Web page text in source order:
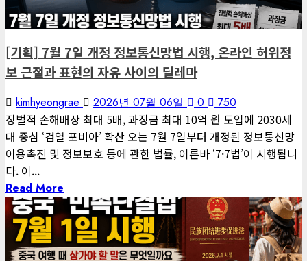
글로벌 트렌드
[기획] 7월 7일 개정 정보통신망법 시행, 온라인 허위정
보 근절과 표현의 자유 사이의 딜레마
kimhyeongrae 2026년 07월 06일 0 750
징벌적 손해배상 최대 5배, 과징금 최대 10억 원 도입에 2030세
대 중심 ‘검열 포비아’ 확산 오는 7월 7일부터 개정된 정보통신망
이용촉진 및 정보보호 등에 관한 법률, 이른바 ‘7·7법’이 시행됩니
다. 이...
Read More
1 minute read
게재된 글
글로벌 트렌드